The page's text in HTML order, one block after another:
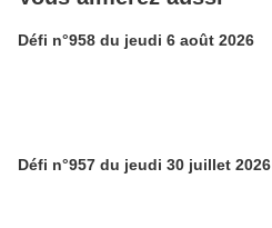
Défi n°958 du jeudi 6 août 2026
Défi n°957 du jeudi 30 juillet 2026